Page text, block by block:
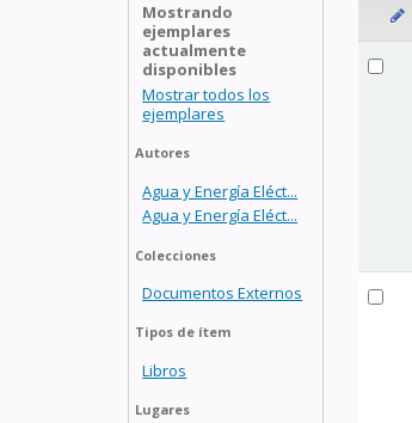
Mostrando
ejemplares
actualmente
disponibles
Mostrar todos los
ejemplares
Autores
Agua y Energía Eléct...
Agua y Energía Eléct...
Colecciones
Documentos Externos
Tipos de ítem
Libros
Lugares